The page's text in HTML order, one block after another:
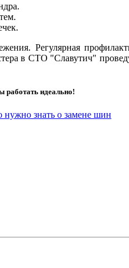
Регулярная
в СТО "Славутич"
работать идеально!
знать о замене шин